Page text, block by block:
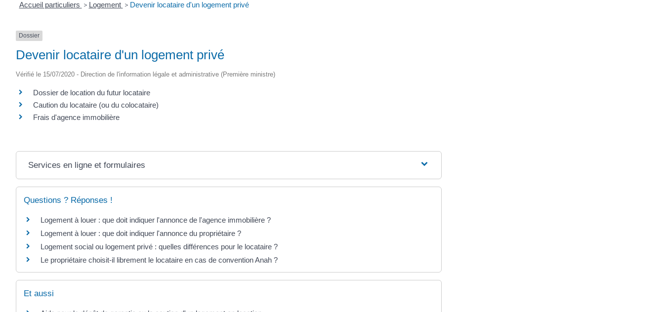
Accueil particuliers > Logement > Devenir locataire d'un logement privé
Dossier
Devenir locataire d'un logement privé
Vérifié le 15/07/2020 - Direction de l'information légale et administrative (Première ministre)
Dossier de location du futur locataire
Caution du locataire (ou du colocataire)
Frais d'agence immobilière
Services en ligne et formulaires
Questions ? Réponses !
Logement à louer : que doit indiquer l'annonce de l'agence immobilière ?
Logement à louer : que doit indiquer l'annonce du propriétaire ?
Logement social ou logement privé : quelles différences pour le locataire ?
Le propriétaire choisit-il librement le locataire en cas de convention Anah ?
Et aussi